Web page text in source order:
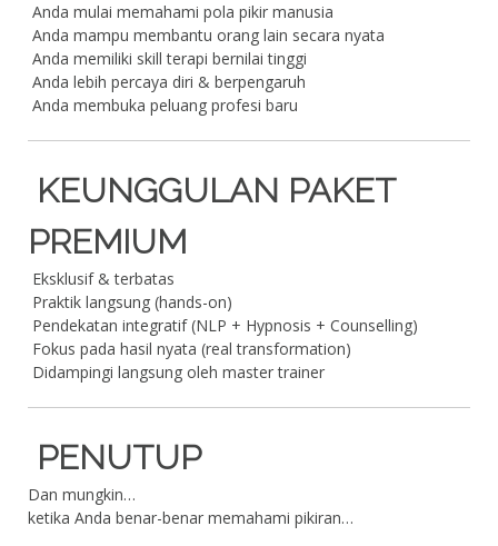
Anda mulai memahami pola pikir manusia
Anda mampu membantu orang lain secara nyata
Anda memiliki skill terapi bernilai tinggi
Anda lebih percaya diri & berpengaruh
Anda membuka peluang profesi baru
KEUNGGULAN PAKET
PREMIUM
Eksklusif & terbatas
Praktik langsung (hands-on)
Pendekatan integratif (NLP + Hypnosis + Counselling)
Fokus pada hasil nyata (real transformation)
Didampingi langsung oleh master trainer
PENUTUP
Dan mungkin…
ketika Anda benar-benar memahami pikiran…